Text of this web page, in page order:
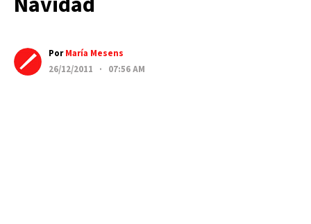
PorMaría Mesens
26/12/2011 · 07:56 AM